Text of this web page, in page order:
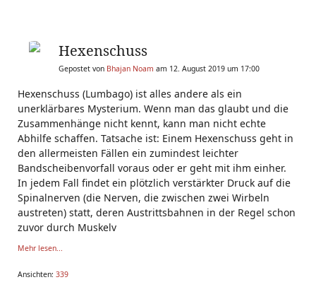
Hexenschuss
Gepostet von Bhajan Noam am 12. August 2019 um 17:00
Hexenschuss (Lumbago) ist alles andere als ein
unerklärbares Mysterium. Wenn man das glaubt und die
Zusammenhänge nicht kennt, kann man nicht echte
Abhilfe schaffen. Tatsache ist: Einem Hexenschuss geht in
den allermeisten Fällen ein zumindest leichter
Bandscheibenvorfall voraus oder er geht mit ihm einher.
In jedem Fall findet ein plötzlich verstärkter Druck auf die
Spinalnerven (die Nerven, die zwischen zwei Wirbeln
austreten) statt, deren Austrittsbahnen in der Regel schon
zuvor durch Muskelv
Mehr lesen...
Ansichten: 339